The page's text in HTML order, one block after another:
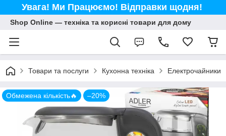
Увага! Ми Працюємо! Відправки щодня!
Shop Online — техніка та корисні товари для дому
Товари та послуги Кухонна техніка Електрочайники
Обмежена кількість🔥 –20%